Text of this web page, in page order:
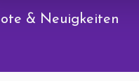
& Neuigkeiten